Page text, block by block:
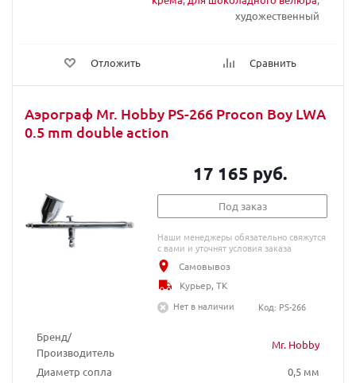
художественный
Отложить Сравнить
Аэрограф Mr. Hobby PS-266 Procon Boy LWA
0.5 mm double action
Бренд/
Производитель
Mr. Hobby
Диаметр сопла
0,5 мм
17 165 руб.
Под заказ
Наши менеджеры обязательно свяжутся
с вами и уточнят условия заказа
Самовывоз
Курьер, ТК
Нет в наличии
Код: PS-266